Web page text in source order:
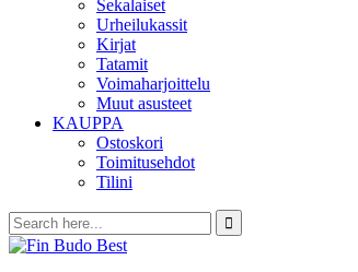
Sekalaiset
Urheilukassit
Kirjat
Tatamit
Voimaharjoittelu
Muut asusteet
KAUPPA
Ostoskori
Toimitusehdot
Tilini